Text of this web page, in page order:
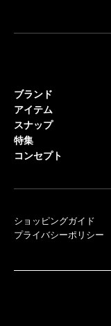
ブランド
アイテム
スナップ
特集
コンセプト
ショッピングガイド
プライバシーポリシー